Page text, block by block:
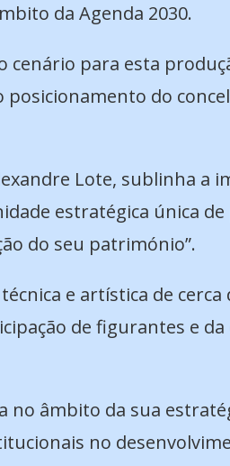
da Agenda 2030.
cenário para esta
do
Lote, sublinha a
estratégica única
do seu património”.
e artística de
de figurantes e
no âmbito da sua
no